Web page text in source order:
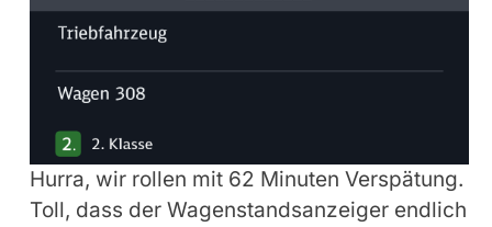
Hurra, wir rollen mit 62 Minuten Verspätung.
Toll, dass der Wagenstandsanzeiger endlich